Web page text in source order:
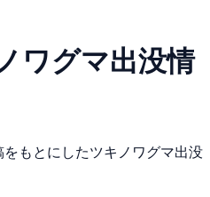
ワグマ出没情
もとにしたツキノワグマ出没